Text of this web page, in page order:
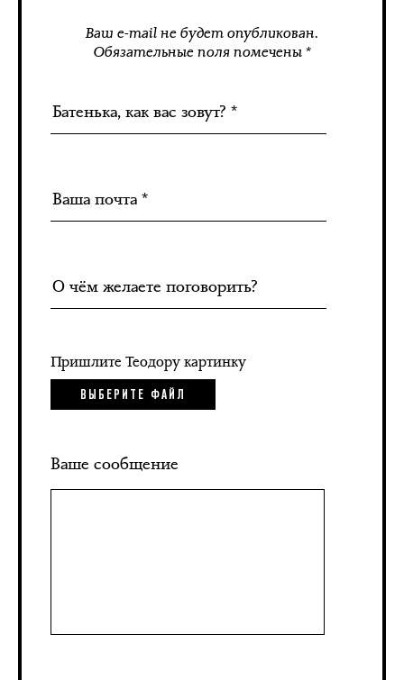
Ваш e-mail не будет опубликован.
Обязательные поля помечены *
Пришлите Теодору картинку
ВЫБЕРИТЕ ФАЙЛ
Ваше сообщение